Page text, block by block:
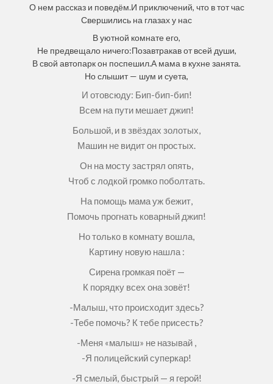
О нем рассказ и поведём.И приключений, что в тот час
Свершились на глазах у нас
В уютной комнате его,
Не предвещало ничего:Позавтракав от всей души,
В свой автопарк он поспешил.А мама в кухне занята.
Но слышит — шум и суета,
И отовсюду: Бип-бип-бип!
Всем на пути мешает джип!
Большой, и в звёздах золотых,
Машин не видит он простых.
Он на мосту застрял опять,
Чтоб с лодкой громко поболтать.
На помощь мама уж бежит,
Помочь прогнать коварный джип!
Но только в комнату вошла,
Картину новую нашла :
Сирена громкая поёт —
К порядку всех она зовёт!
-Малыш, что происходит здесь?
-Тебе помочь? К тебе присесть?
-Меня «малыш» не называй ,
-Я полицейский суперкар!
-Я смелый, быстрый — я герой!